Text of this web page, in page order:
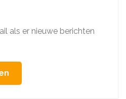
als er nieuwe berichten